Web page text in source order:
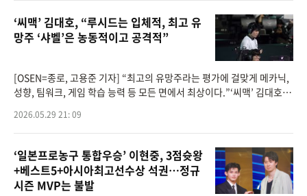
‘씨맥’ 김대호, “루시드는 입체적, 최고 유
망주 ‘샤벨’은 농동적이고 공격적”
[OSEN=종로, 고용준 기자] “최고의 유망주라는 평가에 걸맞게 메카닉,
성향, 팀워크, 게임 학습 능력 등 모든 면에서 최상이다.”‘씨맥’ 김대호 디
2026.05.29 21: 09
‘일본프로농구 통합우승’ 이현중, 3점슛왕
+베스트5+아시아최고선수상 석권…정규
시즌 MVP는 불발